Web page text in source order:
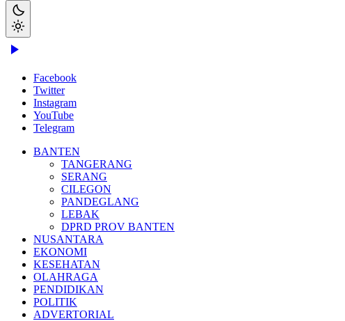
Facebook
Twitter
Instagram
YouTube
Telegram
BANTEN
TANGERANG
SERANG
CILEGON
PANDEGLANG
LEBAK
DPRD PROV BANTEN
NUSANTARA
EKONOMI
KESEHATAN
OLAHRAGA
PENDIDIKAN
POLITIK
ADVERTORIAL